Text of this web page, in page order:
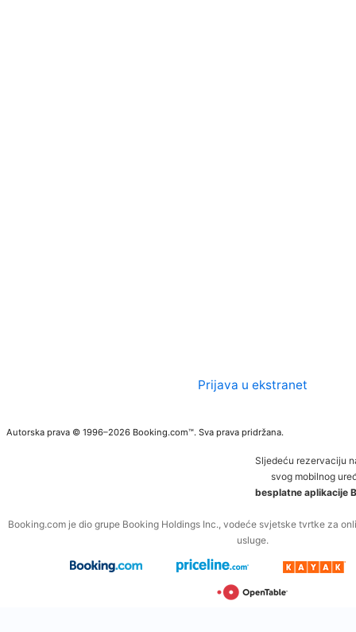
Prijava u ekstranet
Autorska prava © 1996–2026 Booking.com™. Sva prava pridržana.
Sljedeću rezervaciju
svog mobilnog
besplatne aplikacije
Booking.com je dio grupe Booking Holdings Inc., vodeće svjetske tvrtke za
usluge.